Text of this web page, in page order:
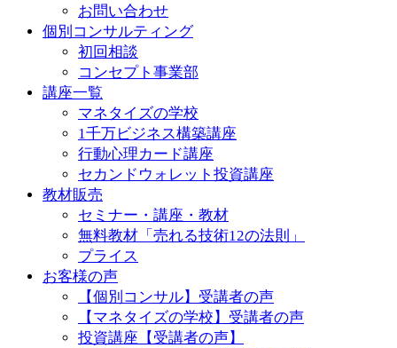
お問い合わせ
個別コンサルティング
初回相談
コンセプト事業部
講座一覧
マネタイズの学校
1千万ビジネス構築講座
行動心理カード講座
セカンドウォレット投資講座
教材販売
セミナー・講座・教材
無料教材「売れる技術12の法則」
プライス
お客様の声
【個別コンサル】受講者の声
【マネタイズの学校】受講者の声
投資講座【受講者の声】